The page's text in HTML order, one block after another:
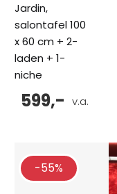
Jardin,
salontafel 100
x 60 cm + 2-
laden + 1-
niche
v.a.
599,-
-55%